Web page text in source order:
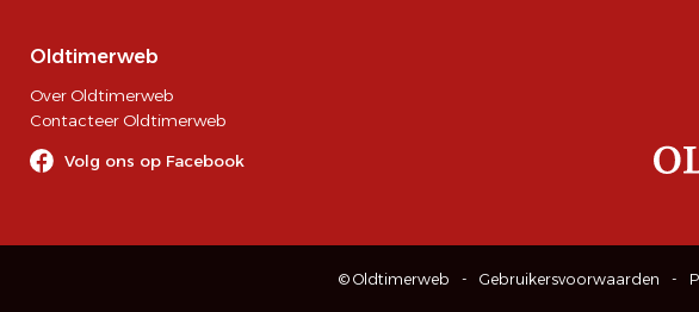
Oldtimerweb
Over Oldtimerweb
Contacteer Oldtimerweb
Volg ons op Facebook
© Oldtimerweb Gebruikersvoorwaarden